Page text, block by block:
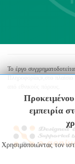
Το έργο
εμπειρία
Χρησιμοποιώντας τον